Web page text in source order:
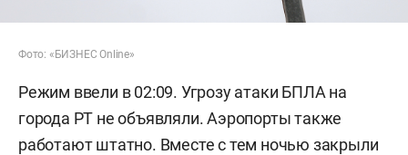
Фото: «БИЗНЕС Online»
Режим ввели в 02:09. Угрозу атаки БПЛА на
города РТ не объявляли. Аэропорты также
работают штатно. Вместе с тем ночью закрыли